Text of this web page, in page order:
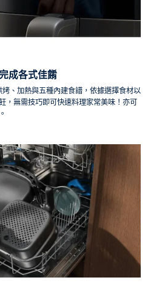
成各式佳餚
、加熱與五種內建食譜，依據選擇食材以
，無需技巧即可快速料理家常美味！亦可